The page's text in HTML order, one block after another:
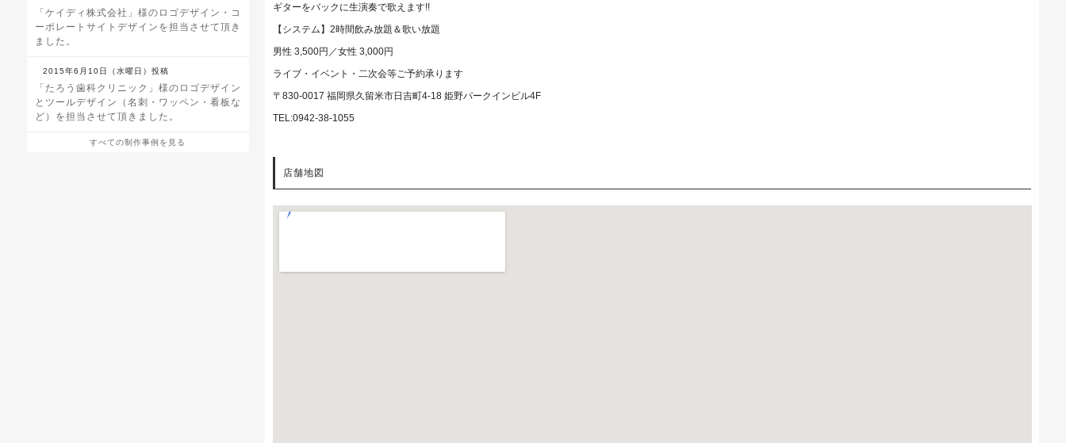
ギターをバックに生演奏で歌えます!!
【システム】2時間飲み放題＆歌い放題
男性 3,500円／女性 3,000円
ライブ・イベント・二次会等ご予約承ります
〒830-0017 福岡県久留米市日吉町4-18 姫野パークインビル4F
TEL:0942-38-1055
店舗地図
「ケイディ株式会社」様のロゴデザイン・コ
ーポレートサイトデザインを担当させて頂き
ました。
2015年6月10日（水曜日）投稿
「たろう歯科クリニック」様のロゴデザイン
とツールデザイン（名刺・ワッペン・看板な
ど）を担当させて頂きました。
すべての制作事例を見る